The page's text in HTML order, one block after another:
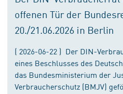
offenen Tür der
20./21.06.2026 in Berlin
( 2026-06-22 ) Der DIN-
eines Beschlusses des
das Bundesministerium der
Verbraucherschutz (BMJV)